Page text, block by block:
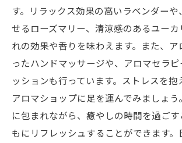
す。リラックス効果の高いラベンダーや
せるローズマリー、清涼感のあるユーカ
れの効果や香りを味わえます。また、
ったハンドマッサージや、アロマセラ
ッションも行っています。ストレスを抱
アロマショップに足を運んでみましょう
に包まれながら、癒やしの時間を過ごす
もにリフレッシュすることができます